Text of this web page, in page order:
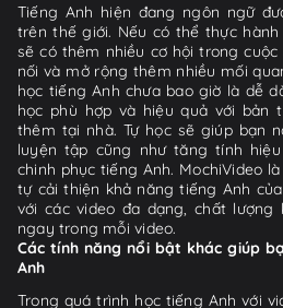
Tiếng Anh hiện đang ngôn ngữ
trên thế giới. Nếu có thể thực
sẽ có thêm nhiều cơ hội trong
nối và mở rộng thêm nhiều mối
học tiếng Anh chưa bao giờ là dễ
học phù hợp và hiệu quả với bản
thêm tại nhà. Tự học sẽ giúp bạn
luyện tập cũng như tăng tính
chinh phục tiếng Anh. MochiVideo
tự cải thiện khả năng tiếng Anh
với các video đa dạng, chất
ngay trong mỗi video.
Các tính năng nổi bật khác giúp
Anh
Trong quá trình học tiếng Anh với